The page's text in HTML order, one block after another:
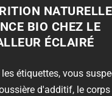
BIO CHEZ LE
ÉCLAIRÉ
étiquettes, vous
d'additif, le